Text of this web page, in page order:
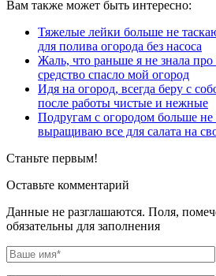
Вам также может быть интересно:
Тяжелые лейки больше не
для полива огорода без насоса
Жаль, что раньше я не знала
средство спасло мой огород
Идя на огород, всегда беру с
после работы чистые и нежные
Подругам с огородом больше не
выращиваю все для салата на
Станьте первым!
Оставьте комментарий
Данные не разглашаются. Поля,
обязательны для заполнения